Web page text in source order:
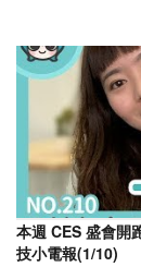
本週 CES 盛會開
技小電報(1/10)